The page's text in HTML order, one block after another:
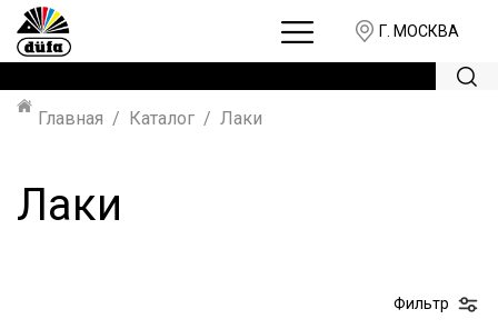
Г. МОСКВА
Главная Каталог Лаки
Лаки
Фильтр